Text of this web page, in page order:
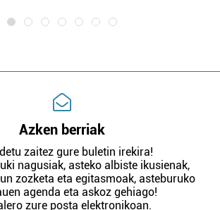
Azken berriak
zaitez gure buletin irekira!
nagusiak, asteko albiste ikusienak,
zozketa eta egitasmoak, asteburuko
agenda eta askoz gehiago!
zure posta elektronikoan.